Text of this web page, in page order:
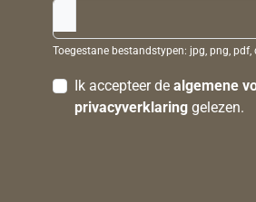
Toegestane bestandstypen: jpg, png,
Ik accepteer de algemene
privacyverklaring gelezen.